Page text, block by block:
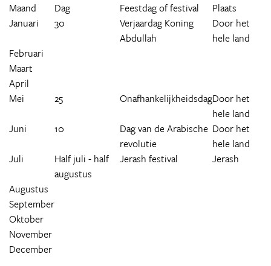
Maand
Dag Feestdag of festival
Plaats
Januari
30
Verjaardag Koning
Abdullah
Door het
hele land
Februari
Maart
April
Mei
25 OnafhankelijkheidsdagDoor het
hele land
Juni
10
Dag van de Arabische
revolutie
Door het
hele land
Juli
Half juli - half
augustus
Jerash festival Jerash
Augustus
September
Oktober
November
December